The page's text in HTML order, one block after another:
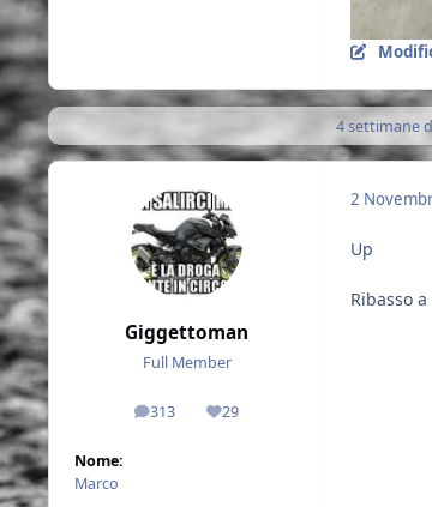
4 settimane
Giggettoman
Full Member
313
messaggi29
Reputazione
Nome:
Marco
2
Up
Ribasso